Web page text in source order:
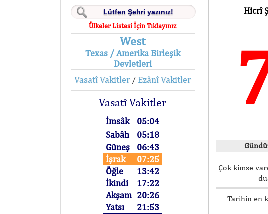
Ülkeler Listesi İçin Tıklayınız
West
Texas / Amerika Birleşik
Devletleri
Vasatî Vakitler/ Ezânî Vakitler
Vasatî Vakitler
İmsâk
05:04
Sabâh
05:18
Güneş
06:43
İşrak
07:25
Öğle
13:42
İkindi
17:22
Akşam 20:26
Yatsı
21:53
Hicrî
Çok kimse
Tarihin en